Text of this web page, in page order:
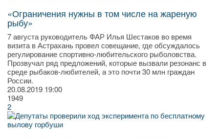
«Ограничения нужны в том числе на жареную
рыбу»
7 августа руководитель ФАР Илья Шестаков во время
визита в Астрахань провел совещание, где обсуждалось
регулирование спортивно-любительского рыболовства.
Прозвучал ряд предложений, которые вызвали резонанс в
среде рыбаков-любителей, а это почти 30 млн граждан
России.
20.08.2019 19:00
1949
2